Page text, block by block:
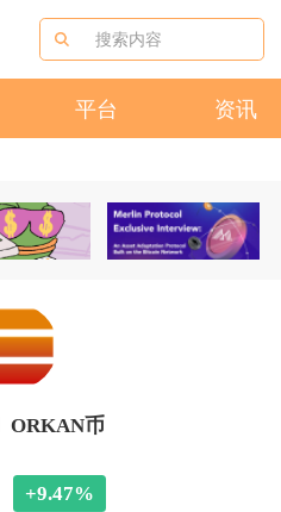
平台 资讯
ORKAN币
+9.47%